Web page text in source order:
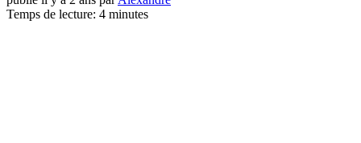
Temps de lecture: 4 minutes